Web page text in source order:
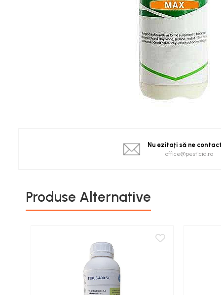
Semințe semiprofesionale
Nu ezitaţi să ne
office@pesticid.ro
Produse Alternative